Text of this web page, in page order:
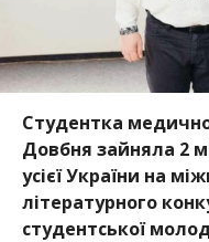
Студентка
Довбня зайняла 2
усієї України на
літературного
студентської